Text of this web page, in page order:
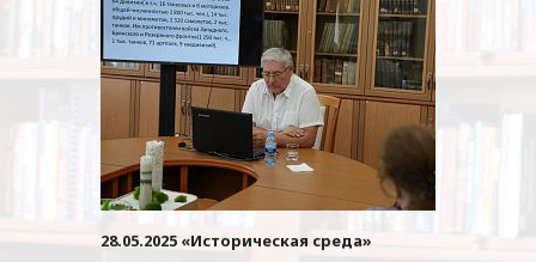
28.05.2025 «Историческая среда»